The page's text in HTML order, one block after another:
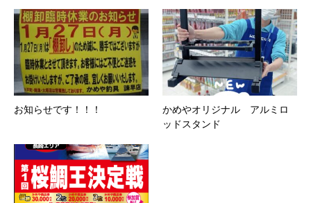
お知らせです！！！
かめやオリジナル アルミロ
ッドスタンド